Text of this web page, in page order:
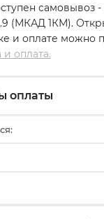
самовывоз
(МКАД 1КМ).
и оплате можно
и оплата.
оплаты